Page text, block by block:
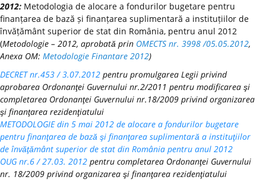
2012: Metodologia de alocare a fondurilor bugetare pentru
finanțarea de bază și finanțarea suplimentară a instituțiilor de
învățământ superior de stat din România, pentru anul 2012
(Metodologie – 2012, aprobată prin OMECTS nr. 3998 /05.05.2012,
Anexa OM: Metodologie Finantare 2012)
DECRET nr.453 / 3.07.2012 pentru promulgarea Legii privind
aprobarea Ordonanţei Guvernului nr.2/2011 pentru modificarea şi
completarea Ordonanţei Guvernului nr.18/2009 privind organizarea
şi finanţarea rezidenţiatului
METODOLOGIE din 5 mai 2012 de alocare a fondurilor bugetare
pentru finanţarea de bază şi finanţarea suplimentară a instituţiilor
de învăţământ superior de stat din România pentru anul 2012
OUG nr.6 / 27.03. 2012 pentru completarea Ordonanţei Guvernului
nr. 18/2009 privind organizarea şi finanţarea rezidenţiatului